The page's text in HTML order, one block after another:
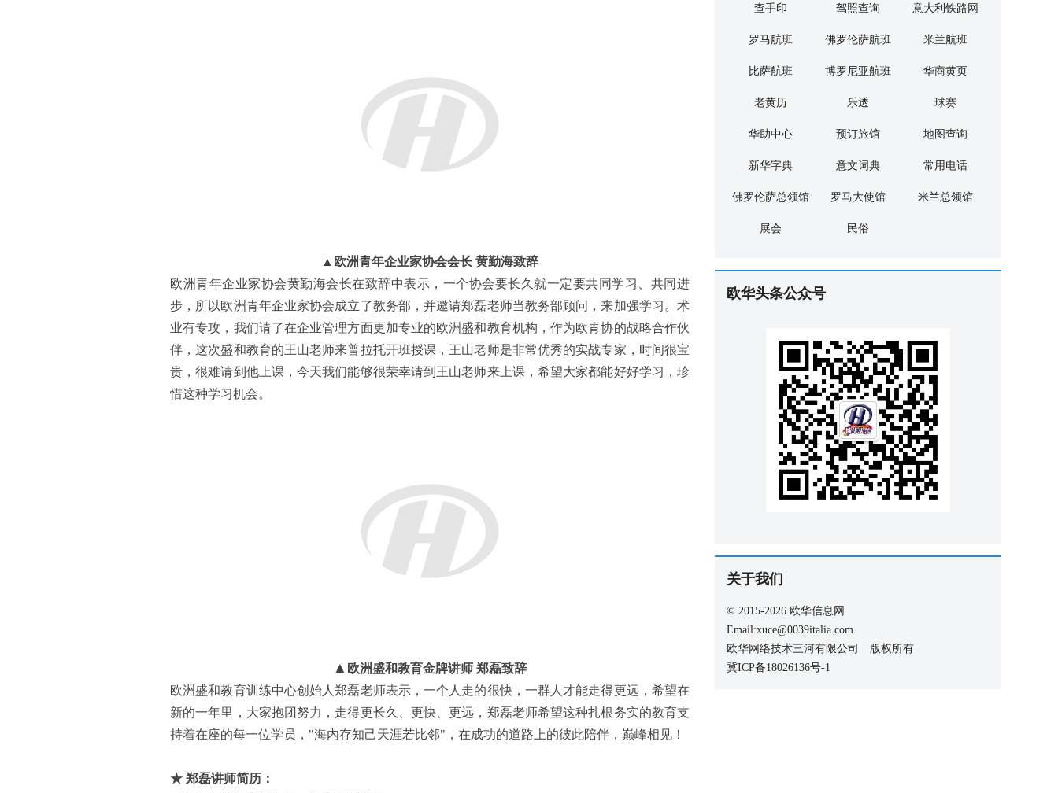
查手印 驾照查询 意大利铁路网
罗马航班 佛罗伦萨航班 米兰航班
比萨航班 博罗尼亚航班 华商黄页
老黄历 乐透 球赛
华助中心 预订旅馆 地图查询
新华字典 意文词典 常用电话
佛罗伦萨总领馆 罗马大使馆 米兰总领馆
展会 民俗
欧华头条公众号
关于我们
© 2015-2026 欧华信息网
Email:xuce@0039italia.com
欧华网络技术三河有限公司 版权所有
冀ICP备18026136号-1
▲ 欧洲青年企业家协会会长 黄勤海致辞
欧洲青年企业家协会黄勤海会长在致辞中表示，一个协会要长久就一定要共同学习、共同进
步，所以欧洲青年企业家协会成立了教务部，并邀请郑磊老师当教务部顾问，来加强学习。术
业有专攻，我们请了在企业管理方面更加专业的欧洲盛和教育机构，作为欧青协的战略合作伙
伴，这次盛和教育的王山老师来普拉托开班授课，王山老师是非常优秀的实战专家，时间很宝
贵，很难请到他上课，今天我们能够很荣幸请到王山老师来上课，希望大家都能好好学习，珍
惜这种学习机会。
▲ 欧洲盛和教育金牌讲师 郑磊致辞
欧洲盛和教育训练中心创始人郑磊老师表示，一个人走的很快，一群人才能走得更远，希望在
新的一年里，大家抱团努力，走得更长久、更快、更远，郑磊老师希望这种扎根务实的教育支
持着在座的每一位学员，"海内存知己天涯若比邻"， 在成功的道路上的彼此陪伴，巅峰相见！
★ 郑磊讲师简历：